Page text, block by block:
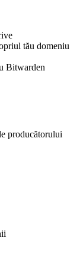
tău domeniu
Bitwarden
producătorului